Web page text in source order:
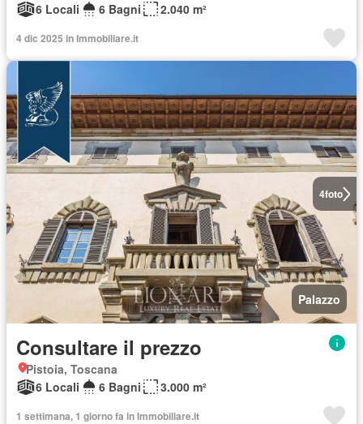
6 Locali
6 Bagni 2.040 m²
4 dic 2025 in Immobiliare.it
4foto
Palazzo
Consultare il prezzo
Pistoia, Toscana
6 Locali
6 Bagni 3.000 m²
1 settimana, 1 giorno fa in Immobiliare.it